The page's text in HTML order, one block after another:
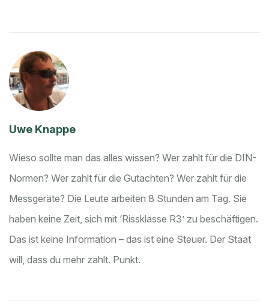
Uwe Knappe
Wieso sollte man das alles wissen? Wer zahlt für die DIN-
Normen? Wer zahlt für die Gutachten? Wer zahlt für die
Messgeräte? Die Leute arbeiten 8 Stunden am Tag. Sie
haben keine Zeit, sich mit ‘Rissklasse R3’ zu beschäftigen.
Das ist keine Information – das ist eine Steuer. Der Staat
will, dass du mehr zahlt. Punkt.